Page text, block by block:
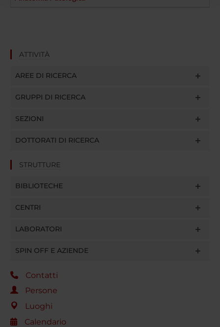
ATTIVITÀ
AREE DI RICERCA
GRUPPI DI RICERCA
SEZIONI
DOTTORATI DI RICERCA
STRUTTURE
BIBLIOTECHE
CENTRI
LABORATORI
SPIN OFF E AZIENDE
Contatti
Persone
Luoghi
Calendario